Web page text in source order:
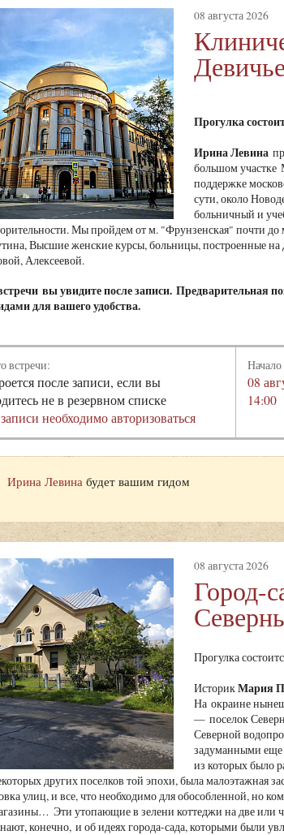
08 августа 2026
Прогулка
Ирина Левина
большом участке
поддержке
сути, около
больничный и
Мы пройдем от м. "Фрунзенская" почти
Высшие женские курсы, больницы, построенные
Алексеевой.
вы увидите после записи. Предварительная
для вашего удобства.
встречи:
после записи, если вы
не в резервном списке
необходимо авторизоваться
08
14:00
Ирина Левина будет вашим гидом
08 августа 2026
Город-
Прогулка
ИсторикМария
На окраине
— поселок
Северной
задуманными еще
из которых было
других поселков той эпохи, была малоэтажная
улиц, и все, что необходимо для обособленной, но
Эти утопающие в зелени коттеджи на две или
конечно, и об идеях города-сада, которыми были